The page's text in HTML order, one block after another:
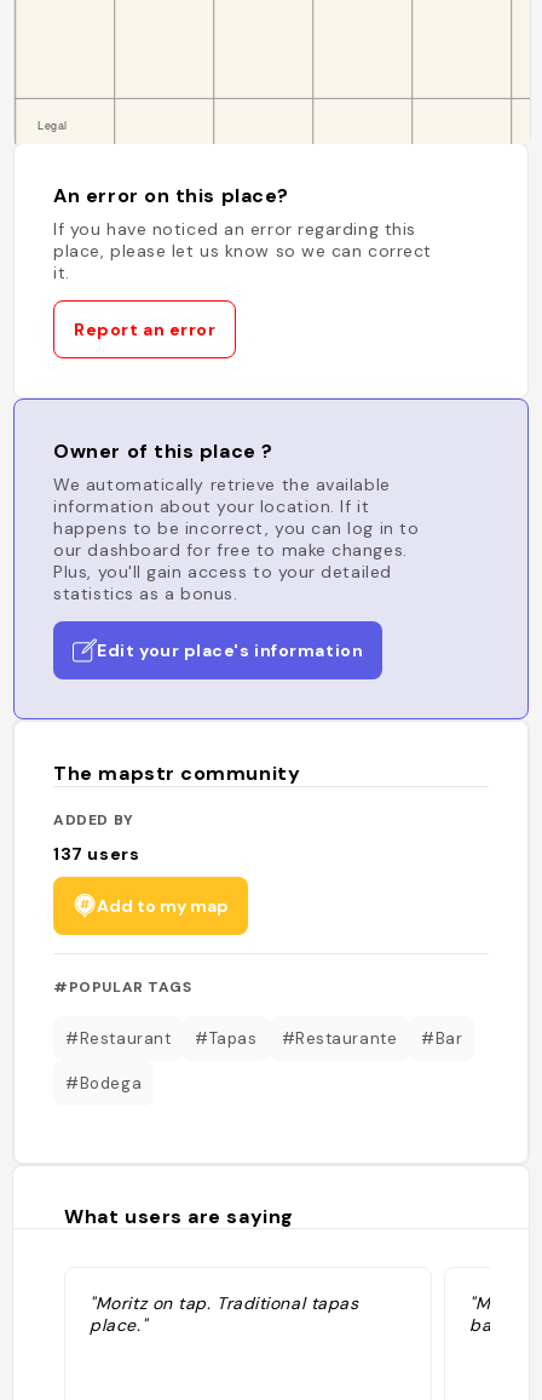
An error on this place?
If you have noticed an error regarding this
place, please let us know so we can correct
it.
Report an error
Owner of this place ?
We automatically retrieve the available
information about your location. If it
happens to be incorrect, you can log in to
our dashboard for free to make changes.
Plus, you'll gain access to your detailed
statistics as a bonus.
Edit your place's information
The mapstr community
ADDED BY
137 users
Add to my map
#POPULAR TAGS
#Restaurant #Tapas #Restaurante #Bar
#Bodega
What users are saying
"Moritz on tap. Traditional tapas
place."
barat"